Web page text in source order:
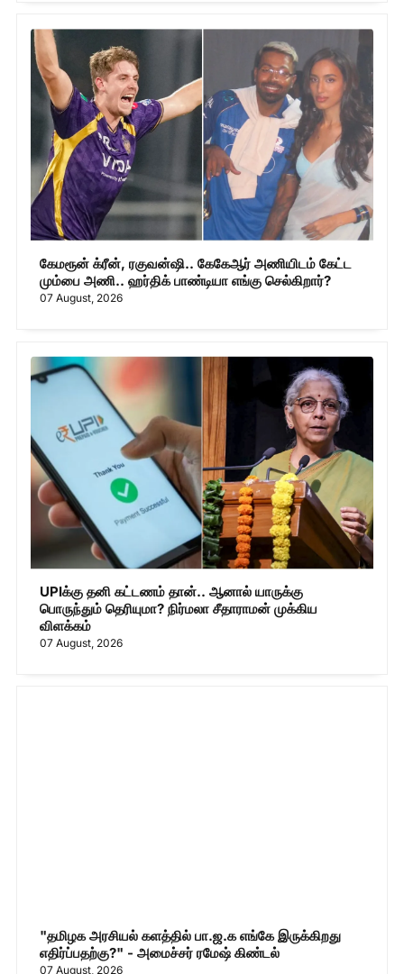
கேமரூன் க்ரீன், ரகுவன்ஷி.. கேகேஆர் அணியிடம் கேட்ட
மும்பை அணி.. ஹர்திக் பாண்டியா எங்கு செல்கிறார்?
07 August, 2026
UPIக்கு தனி கட்டணம் தான்.. ஆனால் யாருக்கு
பொருந்தும் தெரியுமா? நிர்மலா சீதாராமன் முக்கிய
விளக்கம்
07 August, 2026
"தமிழக அரசியல் களத்தில் பா.ஜ.க எங்கே இருக்கிறது
எதிர்ப்பதற்கு?" - அமைச்சர் ரமேஷ் கிண்டல்
07 August, 2026